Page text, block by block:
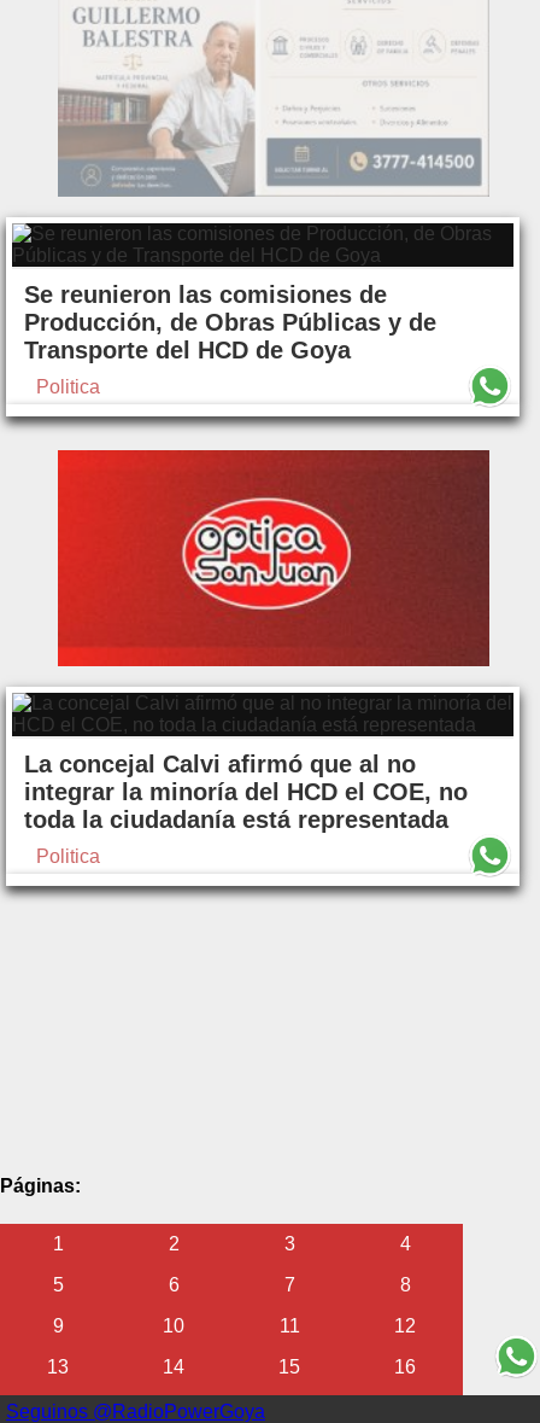
Seguinos @RadioPowerGoya
Se reunieron las comisiones de
Producción, de Obras Públicas y de
Transporte del HCD de Goya
Politica
La concejal Calvi afirmó que al no
integrar la minoría del HCD el COE, no
toda la ciudadanía está representada
Politica
Páginas:
1 2 3
4
5
6 7
8
9
10 11
12
13
14 15
16
17
18